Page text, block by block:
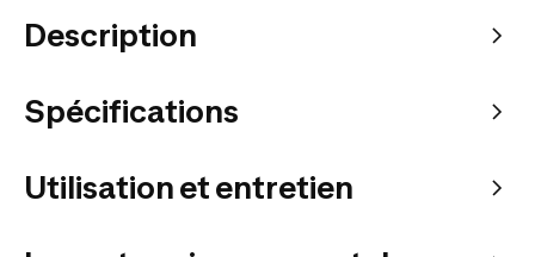
Description
Spécifications
Utilisation et entretien